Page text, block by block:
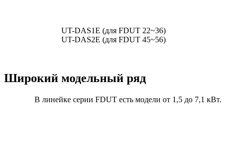
UT-DAS1E (для FDUT 22~36)
UT-DAS2E (для FDUT 45~56)
Широкий модельный ряд
В линейке серии FDUT есть модели от 1,5 до 7,1 кВт.